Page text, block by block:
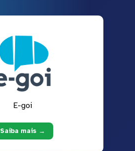
E-goi
Saiba mais →